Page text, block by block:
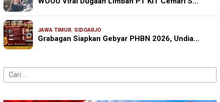
JAWA TIMUR, SIDOARJO
Grabagan Siapkan Gebyar PHBN 2026, Undia…
Cari
untuk: